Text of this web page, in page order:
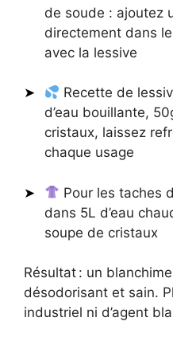
de soude : ajoutez
directement dans
avec la lessive
Recette de
d’eau bouillante,
cristaux, laissez
chaque usage
Pour les taches
dans 5L d’eau
soupe de cristaux
Résultat : un
désodorisant et sain.
industriel ni d’agent